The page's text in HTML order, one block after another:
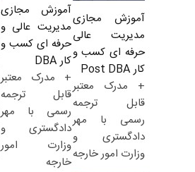
آموزش مجازی
مدیریت عالی
حرفه ای کسب و
کار Post DBA
+ مدرک معتبر
قابل ترجمه
رسمی با مهر
دادگستری و
وزارت امور خارجه
آموزش مجازی
مدیریت عالی و
حرفه ای کسب و
کار DBA
+ مدرک معتبر
قابل ترجمه
رسمی با مهر
دادگستری و
وزارت امور
خارجه